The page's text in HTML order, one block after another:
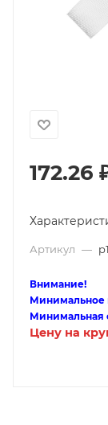
172.26
Артикул —
Внимание!
Минимальное
Минимальная
Цену на